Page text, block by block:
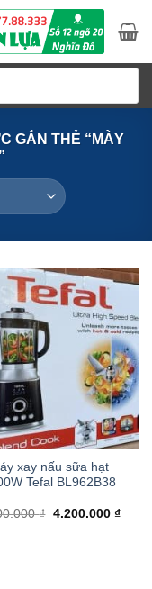
GẮN THẺ “MÀY
xay nấu sữa hạt
Tefal BL962B38
₫ Giá
4.200.000 ₫Giá